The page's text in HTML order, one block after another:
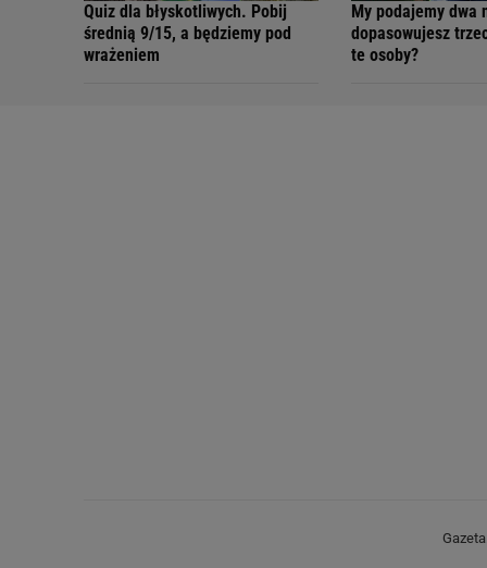
Quiz dla błyskotliwych. Pobij
średnią 9/15, a będziemy pod
wrażeniem
My podajemy dwa
dopasowujesz
te osoby?